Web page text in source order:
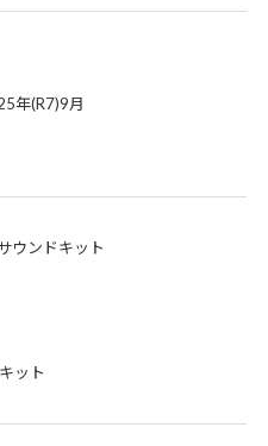
(R7)9月
ウンドキット
ット